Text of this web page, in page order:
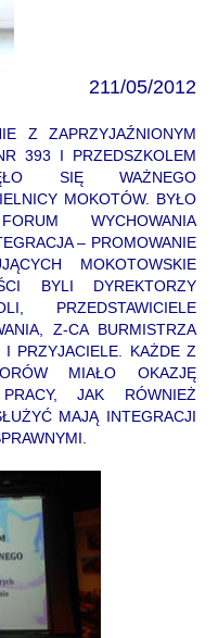
211/05/2012
Z ZAPRZYJAŹNIONYM
393 I PRZEDSZKOLEM
SIĘ WAŻNEGO
MOKOTÓW. BYŁO
WYCHOWANIA
– PROMOWANIE
MOKOTOWSKIE
BYLI DYREKTORZY
PRZEDSTAWICIELE
Z-CA BURMISTRZA
PRZYJACIELE. KAŻDE Z
MIAŁO OKAZJĘ
PRACY, JAK RÓWNIEŻ
MAJĄ INTEGRACJI